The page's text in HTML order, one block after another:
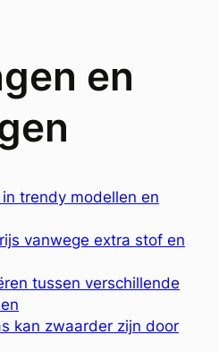
en
trendy modellen en
vanwege extra stof en
tussen verschillende
kan zwaarder zijn door